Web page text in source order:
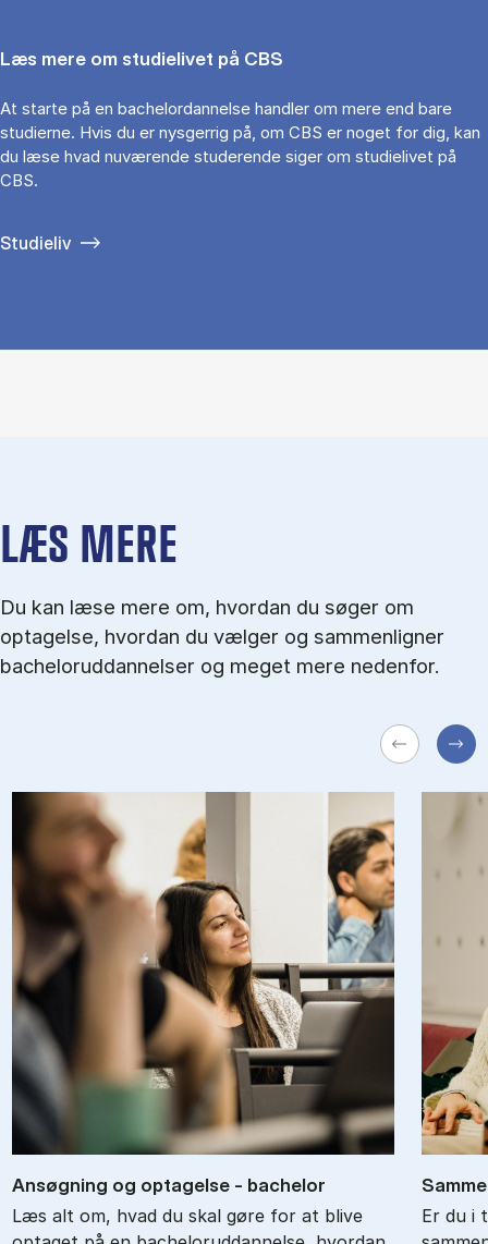
Læs mere om studielivet på CBS
At starte på en bachelordannelse handler om mere end bare
studierne. Hvis du er nysgerrig på, om CBS er noget for dig, kan
du læse hvad nuværende studerende siger om studielivet på
CBS.
Studieliv
LÆS MERE
Du kan læse mere om, hvordan du søger om
optagelse, hvordan du vælger og sammenligner
bacheloruddannelser og meget mere nedenfor.
An­søg­ning og op­ta­gel­se - ba­chel­or
Læs alt om, hvad du skal gøre for at blive
Er du i